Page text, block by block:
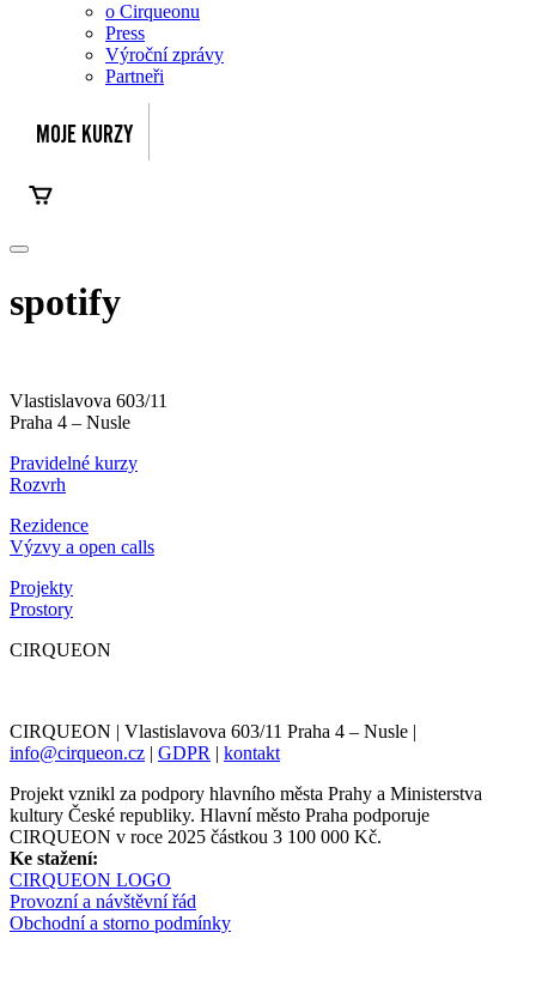
o Cirqueonu
Press
Výroční zprávy
Partneři
spotify
Vlastislavova 603/11
Praha 4 – Nusle
Pravidelné kurzy
Rozvrh
Rezidence
Výzvy a open calls
Projekty
Prostory
CIRQUEON
CIRQUEON | Vlastislavova 603/11 Praha 4 – Nusle |
info@cirqueon.cz | GDPR | kontakt
Projekt vznikl za podpory hlavního města Prahy a Ministerstva
kultury České republiky. Hlavní město Praha podporuje
CIRQUEON v roce 2025 částkou 3 100 000 Kč.
Ke stažení:
CIRQUEON LOGO
Provozní a návštěvní řád
Obchodní a storno podmínky